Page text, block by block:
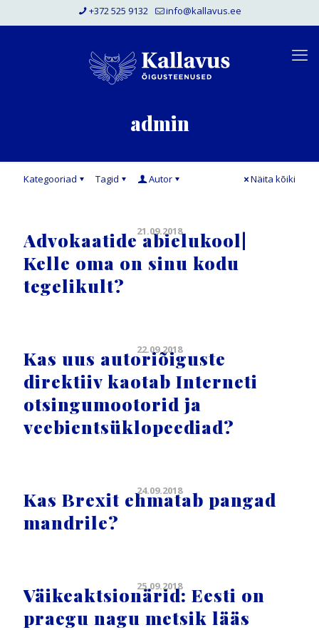
+372 525 9132 info@kallavus.ee
admin
Kategooriad Tagid Autor Näita kõiki
21.09.2018
Advokaatide abielukool|
Kelle oma on sinu kodu
tegelikult?
22.09.2018
Kas uus autoriõiguste
direktiiv kaotab Interneti
otsingumootorid ja
veebientsüklopeediad?
24.09.2018
Kas Brexit ehmatab pangad
mandrile?
25.09.2018
Väikeaktsionärid: Eesti on
praegu nagu metsik lääs